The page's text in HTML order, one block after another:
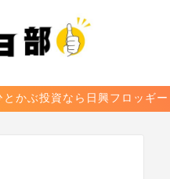
かぶ投資なら日興フロッギー